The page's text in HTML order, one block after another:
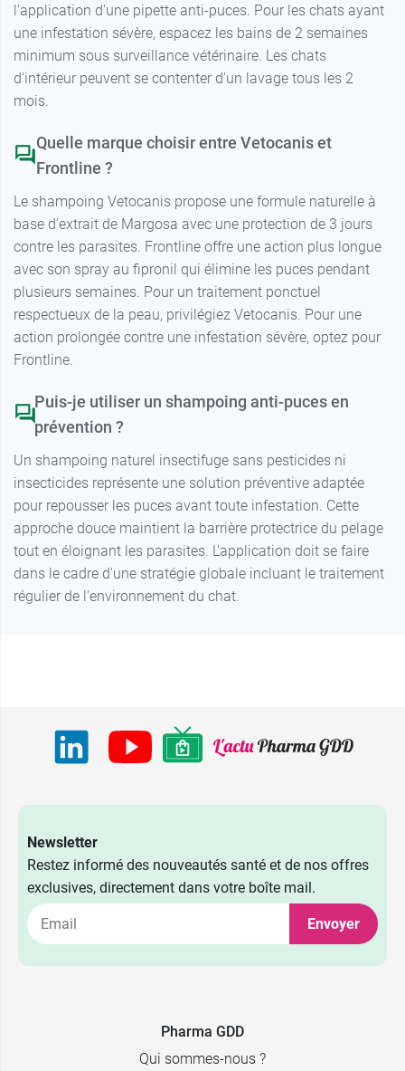
l'application d'une pipette anti-puces. Pour les chats ayant
une infestation sévère, espacez les bains de 2 semaines
minimum sous surveillance vétérinaire. Les chats
d'intérieur peuvent se contenter d'un lavage tous les 2
mois.
Quelle marque choisir entre Vetocanis et
Frontline ?
Le shampoing Vetocanis propose une formule naturelle à
base d'extrait de Margosa avec une protection de 3 jours
contre les parasites. Frontline offre une action plus longue
avec son spray au fipronil qui élimine les puces pendant
plusieurs semaines. Pour un traitement ponctuel
respectueux de la peau, privilégiez Vetocanis. Pour une
action prolongée contre une infestation sévère, optez pour
Frontline.
Puis-je utiliser un shampoing anti-puces en
prévention ?
Un shampoing naturel insectifuge sans pesticides ni
insecticides représente une solution préventive adaptée
pour repousser les puces avant toute infestation. Cette
approche douce maintient la barrière protectrice du pelage
tout en éloignant les parasites. L'application doit se faire
dans le cadre d'une stratégie globale incluant le traitement
régulier de l'environnement du chat.
Newsletter
Restez informé des nouveautés santé et de nos offres
exclusives, directement dans votre boîte mail.
Envoyer
Pharma GDD
Qui sommes-nous ?